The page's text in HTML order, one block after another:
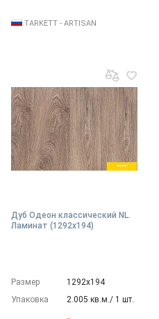
TARKETT - ARTISAN
Дуб Одеон классический NL.
Ламинат (1292х194)
Размер
1292х194
Упаковка
2.005 кв.м./ 1 шт.